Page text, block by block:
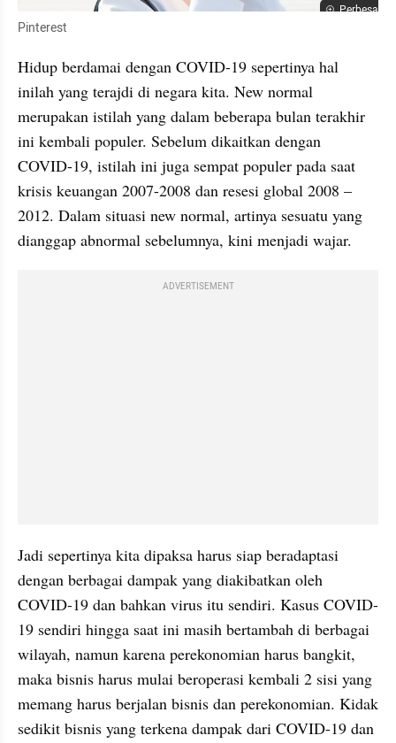
Perbesar
Pinterest
Hidup berdamai dengan COVID-19 sepertinya hal
inilah yang terajdi di negara kita. New normal
merupakan istilah yang dalam beberapa bulan terakhir
ini kembali populer. Sebelum dikaitkan dengan
COVID-19, istilah ini juga sempat populer pada saat
krisis keuangan 2007-2008 dan resesi global 2008 –
2012. Dalam situasi new normal, artinya sesuatu yang
dianggap abnormal sebelumnya, kini menjadi wajar.
ADVERTISEMENT
Jadi sepertinya kita dipaksa harus siap beradaptasi
dengan berbagai dampak yang diakibatkan oleh
COVID-19 dan bahkan virus itu sendiri. Kasus COVID-
19 sendiri hingga saat ini masih bertambah di berbagai
wilayah, namun karena perekonomian harus bangkit,
maka bisnis harus mulai beroperasi kembali 2 sisi yang
memang harus berjalan bisnis dan perekonomian. Kidak
sedikit bisnis yang terkena dampak dari COVID-19 dan